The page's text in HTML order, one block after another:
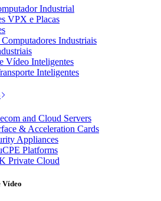
Industrial
VPX e Placas
Industriais
Vídeo Inteligentes
Inteligentes
and Cloud Servers
& Acceleration Cards
Appliances
Platforms
Private Cloud
Vídeo